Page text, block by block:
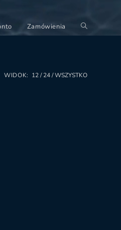
Zamówienia
Toggle
WIDOK: 12 24 WSZYSTKO